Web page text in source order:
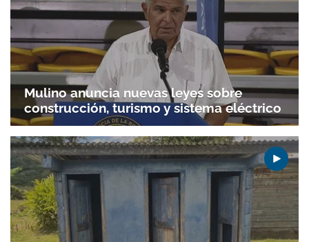
Mulino anuncia nuevas leyes sobre
construcción, turismo y sistema eléctrico